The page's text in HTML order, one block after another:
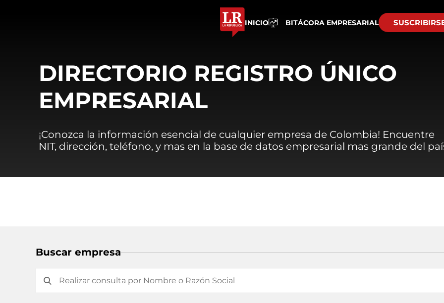
INICIO BITÁCORA EMPRESARIAL
DIRECTORIO REGISTRO ÚNICO
EMPRESARIAL
¡Conozca la información esencial de cualquier empresa de Colombia! Encuentre
NIT, dirección, teléfono, y mas en la base de datos empresarial mas grande del
Buscar empresa